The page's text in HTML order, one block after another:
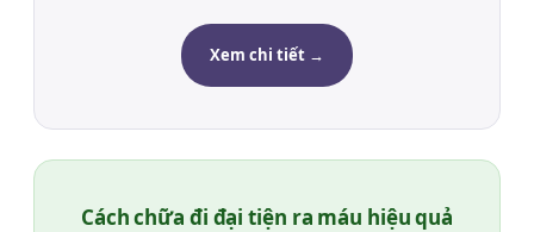
Xem chi tiết →
Cách chữa đi đại tiện ra máu hiệu quả